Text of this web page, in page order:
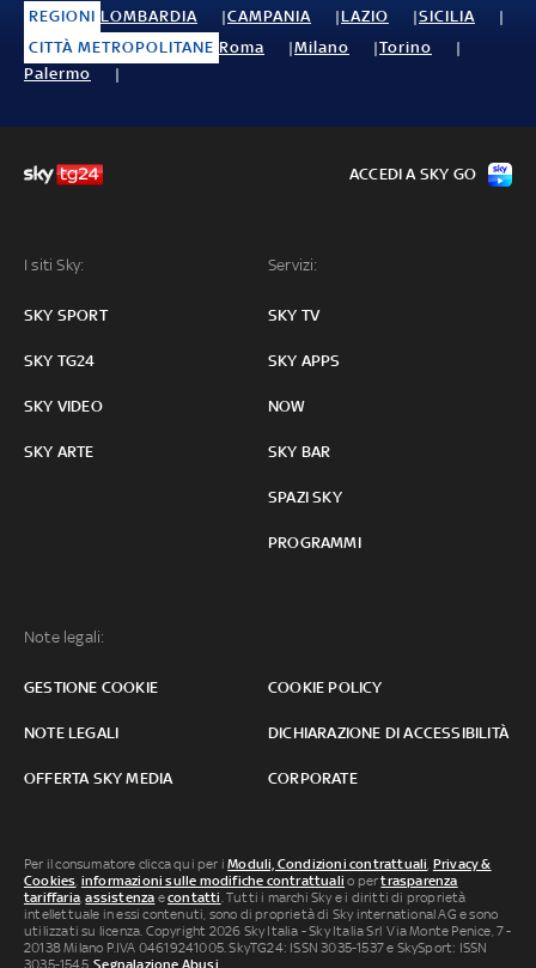
REGIONI LOMBARDIA CAMPANIA LAZIO
SICILIA
CITTÀ METROPOLITANE Roma Milano
Torino
Palermo
I siti Sky:
SKY SPORT
SKY TG24
SKY VIDEO
SKY ARTE
Servizi:
SKY TV
SKY APPS
NOW
SKY BAR
SPAZI SKY
PROGRAMMI
Note legali:
GESTIONE COOKIE COOKIE POLICY
NOTE LEGALI DICHIARAZIONE DI ACCESSIBILITÀ
OFFERTA SKY MEDIA CORPORATE
ACCEDI A SKY GO
Per il consumatore clicca qui per iModuli, Condizioni contrattuali, Privacy &
Cookies, informazioni sulle modifiche contrattuali o pertrasparenza
tariffaria,assistenza econtatti. Tutti i marchi Sky e i diritti di proprietà
intellettuale in essi contenuti, sono di proprietà di Sky international AG e sono
utilizzati su licenza. Copyright 2026 Sky Italia - Sky Italia Srl Via Monte Penice, 7 -
20138 Milano P.IVA 04619241005. SkyTG24: ISSN 3035-1537 e SkySport: ISSN
3035-1545.Segnalazione Abusi